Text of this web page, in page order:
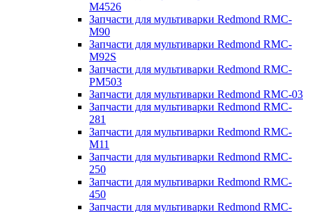
M4526
Запчасти для мультиварки Redmond RMC-
M90
Запчасти для мультиварки Redmond RMC-
M92S
Запчасти для мультиварки Redmond RMC-
PM503
Запчасти для мультиварки Redmond RMC-03
Запчасти для мультиварки Redmond RMC-
281
Запчасти для мультиварки Redmond RMC-
M11
Запчасти для мультиварки Redmond RMC-
250
Запчасти для мультиварки Redmond RMC-
450
Запчасти для мультиварки Redmond RMC-